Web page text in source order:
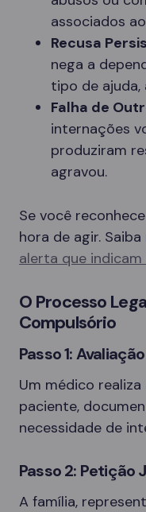
associados
Recusa
nega a
tipo de ajuda,
Falha de
internações
produziram
agravou.
Se você
hora de agir.
alerta que
O Processo
Compulsório
Passo 1:
Um médico
paciente,
necessidade de
Passo 2: Petição
A família,